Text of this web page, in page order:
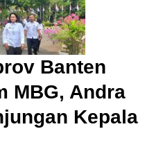
Banten
MBG, Andra
Kepala